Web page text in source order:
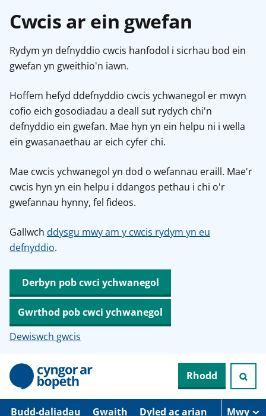
Cwcis ar ein gwefan
Rydym yn defnyddio cwcis hanfodol i sicrhau bod ein
gwefan yn gweithio'n iawn.
Hoffem hefyd ddefnyddio cwcis ychwanegol er mwyn
cofio eich gosodiadau a deall sut rydych chi'n
defnyddio ein gwefan. Mae hyn yn ein helpu ni i wella
ein gwasanaethau ar eich cyfer chi.
Mae cwcis ychwanegol yn dod o wefannau eraill. Mae'r
cwcis hyn yn ein helpu i ddangos pethau i chi o'r
gwefannau hynny, fel fideos.
Gallwch ddysgu mwy am y cwcis rydym yn eu
defnyddio.
Derbyn pob cwci ychwanegol
Gwrthod pob cwci ychwanegol
Dewiswch gwcis
N
d
Rhodd
Budd-daliadau Gwaith Dyled ac arian Mwy